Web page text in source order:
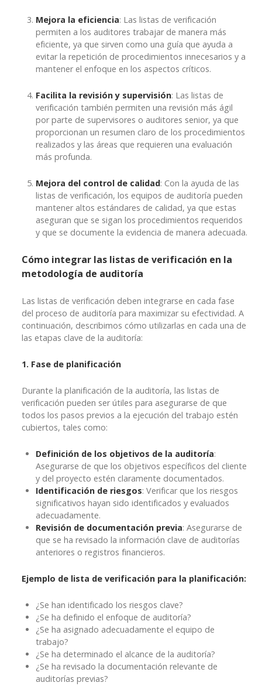
Mejora la eficiencia: Las listas de verificación
permiten a los auditores trabajar de manera más
eficiente, ya que sirven como una guía que ayuda a
evitar la repetición de procedimientos innecesarios y a
mantener el enfoque en los aspectos críticos.
Facilita la revisión y supervisión: Las listas de
verificación también permiten una revisión más ágil
por parte de supervisores o auditores senior, ya que
proporcionan un resumen claro de los procedimientos
realizados y las áreas que requieren una evaluación
más profunda.
Mejora del control de calidad: Con la ayuda de las
listas de verificación, los equipos de auditoría pueden
mantener altos estándares de calidad, ya que estas
aseguran que se sigan los procedimientos requeridos
y que se documente la evidencia de manera adecuada.
Cómo integrar las listas de verificación en la
metodología de auditoría
Las listas de verificación deben integrarse en cada fase
del proceso de auditoría para maximizar su efectividad. A
continuación, describimos cómo utilizarlas en cada una de
las etapas clave de la auditoría:
1. Fase de planificación
Durante la planificación de la auditoría, las listas de
verificación pueden ser útiles para asegurarse de que
todos los pasos previos a la ejecución del trabajo estén
cubiertos, tales como:
Definición de los objetivos de la auditoría:
Asegurarse de que los objetivos específicos del cliente
y del proyecto estén claramente documentados.
Identificación de riesgos: Verificar que los riesgos
significativos hayan sido identificados y evaluados
adecuadamente.
Revisión de documentación previa: Asegurarse de
que se ha revisado la información clave de auditorías
anteriores o registros financieros.
Ejemplo de lista de verificación para la planificación:
¿Se han identificado los riesgos clave?
¿Se ha definido el enfoque de auditoría?
¿Se ha asignado adecuadamente el equipo de
trabajo?
¿Se ha determinado el alcance de la auditoría?
¿Se ha revisado la documentación relevante de
auditorías previas?